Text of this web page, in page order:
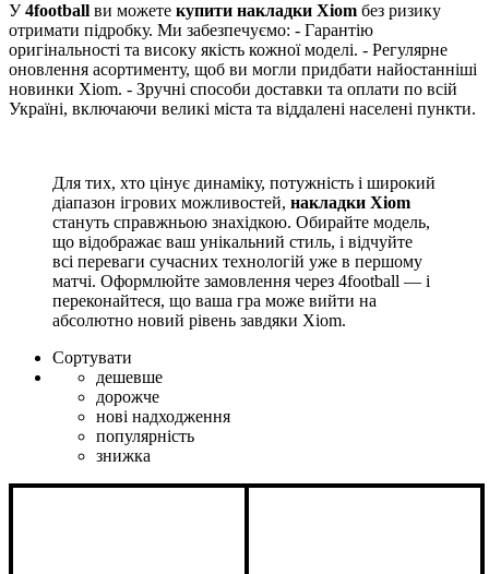
У4football ви можете купити накладки Xiom без ризику
отримати підробку. Ми забезпечуємо: - Гарантію
оригінальності та високу якість кожної моделі. - Регулярне
оновлення асортименту, щоб ви могли придбати найостанніші
новинки Xiom. - Зручні способи доставки та оплати по всій
Україні, включаючи великі міста та віддалені населені пункти.
Для тих, хто цінує динаміку, потужність і широкий
діапазон ігрових можливостей, накладки Xiom
стануть справжньою знахідкою. Обирайте модель,
що відображає ваш унікальний стиль, і відчуйте
всі переваги сучасних технологій уже в першому
матчі. Оформлюйте замовлення через 4football — і
переконайтеся, що ваша гра може вийти на
абсолютно новий рівень завдяки Xiom.
Сортувати
дешевше
дорожче
нові надходження
популярність
знижка